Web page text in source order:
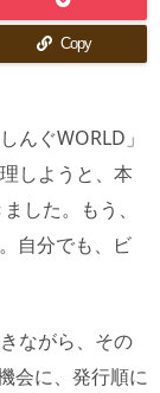
Copy
んぐWORLD」
しようと、本
した。もう、
自分でも、ビ
ながら、その
会に、発行順に